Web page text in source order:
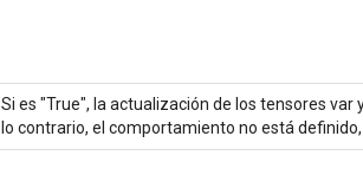
Si es "True", la actualización de los tensores
lo contrario, el comportamiento no está